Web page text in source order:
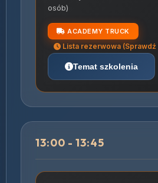
osób)
ACADEMY TRUCK
Lista rezerwowa (Sprawdź
Temat szkolenia
13:00 - 13:45